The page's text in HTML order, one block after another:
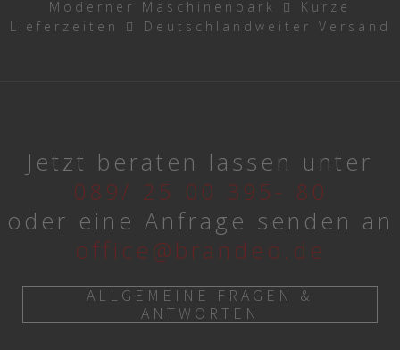
Moderner Maschinenpark
Kurze
Lieferzeiten
Deutschlandweiter Versand
Jetzt beraten lassen unter
089/ 25 00 395- 80
oder eine Anfrage senden an
office@brandeo.de
ALLGEMEINE FRAGEN &
ANTWORTEN